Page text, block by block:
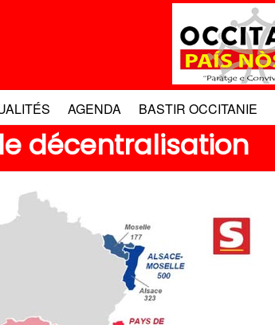
AGENDA BASTIR OCCITANIE
décentralisation